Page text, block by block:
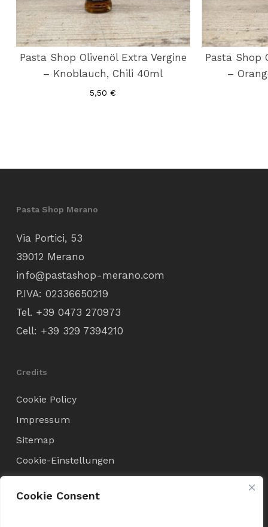
Cookie Consent
Pasta Shop Olivenöl Extra Vergine
– Knoblauch, Chili 40ml
5,50€
Pasta Shop
–
Pasta Shop Merano
Via Portici, 53
39012 Merano
info@pastashop-merano.com
P.IVA: 02336650219
Tel. +39 0473 270973
Cell: +39 329 7394210
Credits
Cookie Policy
Impressum
Sitemap
Cookie-Einstellungen
Verkaufsbedingungen